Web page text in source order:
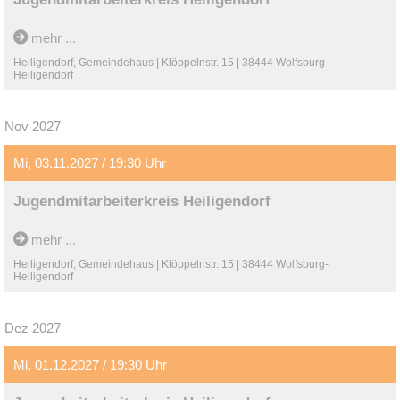
mehr ...
Heiligendorf, Gemeindehaus | Klöppelnstr. 15 | 38444 Wolfsburg-
Heiligendorf
Nov 2027
Mi, 03.11.2027 / 19:30 Uhr
Jugendmitarbeiterkreis Heiligendorf
mehr ...
Heiligendorf, Gemeindehaus | Klöppelnstr. 15 | 38444 Wolfsburg-
Heiligendorf
Dez 2027
Mi, 01.12.2027 / 19:30 Uhr